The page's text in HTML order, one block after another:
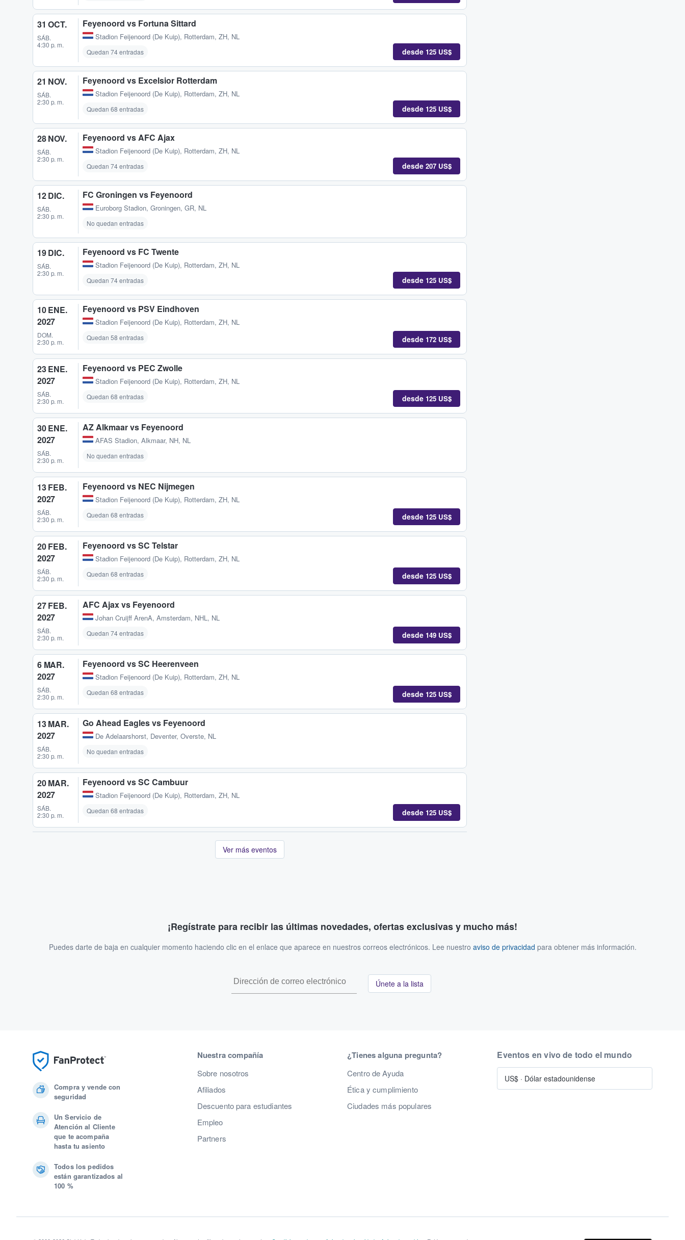
31 OCT.
SÁB.
4:30 p. m.
Feyenoord vs Fortuna Sittard
Stadion Feijenoord (De Kuip), Rotterdam, ZH, NL
Quedan 74 entradas desde 125 US$
21 NOV.
SÁB.
2:30 p. m.
Feyenoord vs Excelsior Rotterdam
Stadion Feijenoord (De Kuip), Rotterdam, ZH, NL
Quedan 68 entradas desde 125 US$
28 NOV.
SÁB.
2:30 p. m.
Feyenoord vs AFC Ajax
Stadion Feijenoord (De Kuip), Rotterdam, ZH, NL
Quedan 74 entradas desde 207 US$
12 DIC.
SÁB.
2:30 p. m.
FC Groningen vs Feyenoord
Euroborg Stadion, Groningen, GR, NL
No quedan entradas
19 DIC.
SÁB.
2:30 p. m.
Feyenoord vs FC Twente
Stadion Feijenoord (De Kuip), Rotterdam, ZH, NL
Quedan 74 entradas desde 125 US$
10 ENE.
2027
DOM.
2:30 p. m.
Feyenoord vs PSV Eindhoven
Stadion Feijenoord (De Kuip), Rotterdam, ZH, NL
Quedan 58 entradas desde 172 US$
23 ENE.
2027
SÁB.
2:30 p. m.
Feyenoord vs PEC Zwolle
Stadion Feijenoord (De Kuip), Rotterdam, ZH, NL
Quedan 68 entradas desde 125 US$
30 ENE.
2027
SÁB.
2:30 p. m.
AZ Alkmaar vs Feyenoord
AFAS Stadion, Alkmaar, NH, NL
No quedan entradas
13 FEB.
2027
SÁB.
2:30 p. m.
Feyenoord vs NEC Nijmegen
Stadion Feijenoord (De Kuip), Rotterdam, ZH, NL
Quedan 68 entradas desde 125 US$
20 FEB.
2027
SÁB.
2:30 p. m.
Feyenoord vs SC Telstar
Stadion Feijenoord (De Kuip), Rotterdam, ZH, NL
Quedan 68 entradas desde 125 US$
27 FEB.
2027
SÁB.
2:30 p. m.
AFC Ajax vs Feyenoord
Johan Cruijff ArenA, Amsterdam, NHL, NL
Quedan 74 entradas desde 149 US$
6 MAR.
2027
SÁB.
2:30 p. m.
Feyenoord vs SC Heerenveen
Stadion Feijenoord (De Kuip), Rotterdam, ZH, NL
Quedan 68 entradas desde 125 US$
13 MAR.
2027
SÁB.
2:30 p. m.
Go Ahead Eagles vs Feyenoord
De Adelaarshorst, Deventer, Overste, NL
No quedan entradas
20 MAR.
2027
SÁB.
2:30 p. m.
Feyenoord vs SC Cambuur
Stadion Feijenoord (De Kuip), Rotterdam, ZH, NL
Quedan 68 entradas desde 125 US$
Ver más eventos
¡Regístrate para recibir las últimas novedades, ofertas exclusivas y mucho más!
Puedes darte de baja en cualquier momento haciendo clic en el enlace que aparece en nuestros correos electrónicos. Lee nuestro aviso de privacidad para obtener más información.
Únete a la lista
Compra y vende con
seguridad
Un Servicio de
Atención al Cliente
que te acompaña
hasta tu asiento
Todos los pedidos
están garantizados al
100 %
Nuestra compañía
Sobre nosotros
Afiliados
Descuento para estudiantes
Empleo
Partners
¿Tienes alguna pregunta?
Centro de Ayuda
Ética y cumplimiento
Ciudades más populares
Eventos en vivo de todo el mundo
US$ · Dólar estadounidense